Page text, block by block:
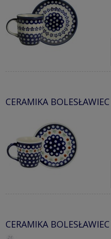
CERAMIKA
CERAMIKA